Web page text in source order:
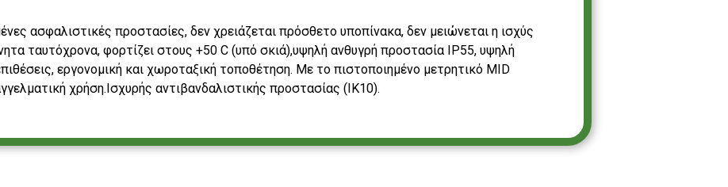
ασφαλιστικές προστασίες, δεν χρειάζεται πρόσθετο υποπίνακα, δεν μειώνεται η ισχύς
ταυτόχρονα, φορτίζει στους +50 C (υπό σκιά),υψηλή ανθυγρή προστασία ΙΡ55, υψηλή
εργονομική και χωροταξική τοποθέτηση. Με το πιστοποιημένο μετρητικό MID
χρήση.Ισχυρής αντιβανδαλιστικής προστασίας (ΙΚ10).